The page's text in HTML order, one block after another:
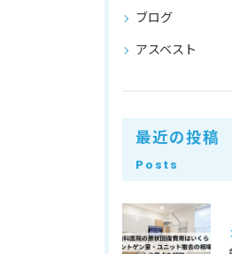
ブログ
アスベスト
最近の投稿
Posts